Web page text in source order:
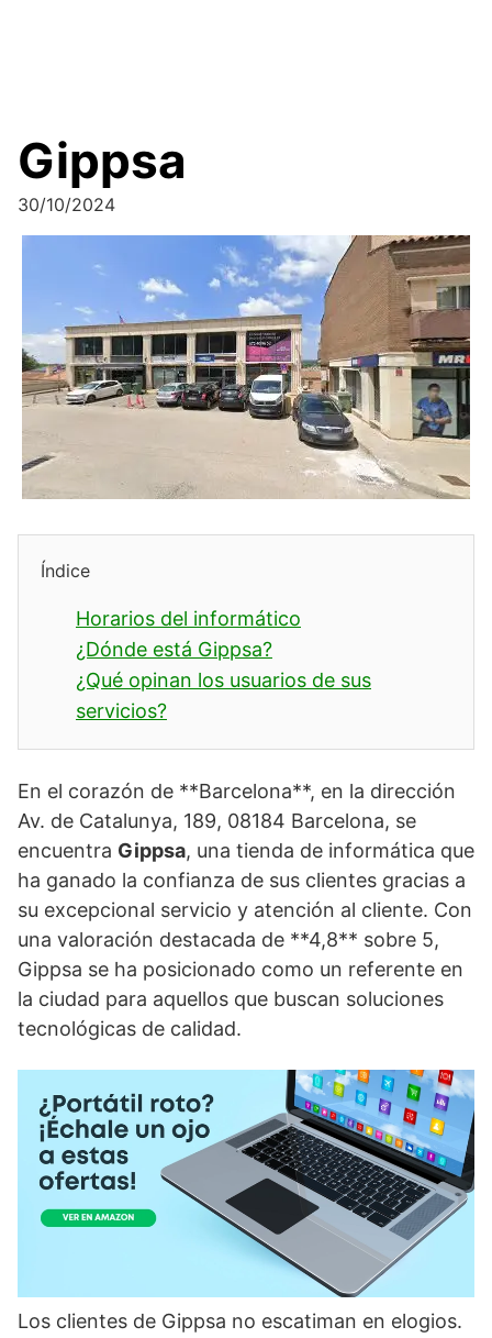
Gippsa
30/10/2024
Índice
Horarios del informático
¿Dónde está Gippsa?
¿Qué opinan los usuarios de sus
servicios?
En el corazón de **Barcelona**, en la dirección
Av. de Catalunya, 189, 08184 Barcelona, se
encuentra Gippsa, una tienda de informática que
ha ganado la confianza de sus clientes gracias a
su excepcional servicio y atención al cliente. Con
una valoración destacada de **4,8** sobre 5,
Gippsa se ha posicionado como un referente en
la ciudad para aquellos que buscan soluciones
tecnológicas de calidad.
Los clientes de Gippsa no escatiman en elogios.